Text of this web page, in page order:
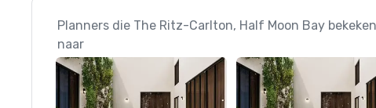
Planners die The Ritz-Carlton, Half Moon Bay
naar